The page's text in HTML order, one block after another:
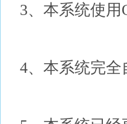
3、本系统使
4、本系统完